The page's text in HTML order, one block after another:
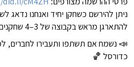
ניתן להירשם כשחקן יחיד ואנחנו נדאג
להתארגן מראש בקבוצה של 3–4 שחקנים ולהירשם יחד.
📣 נשמח אם תשתפו ותעבירו לחברים,
כדורסל 🏀